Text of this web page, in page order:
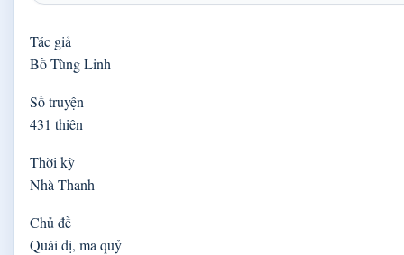
Tác giả
Bồ Tùng Linh
Số truyện
431 thiên
Thời kỳ
Nhà Thanh
Chủ đề
Quái dị, ma quỷ